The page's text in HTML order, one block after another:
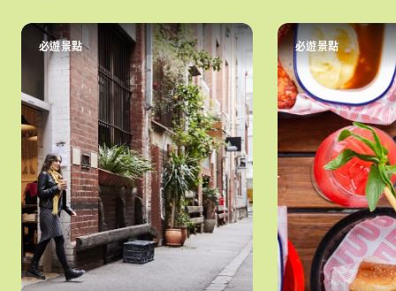
必遊景點 必遊景點